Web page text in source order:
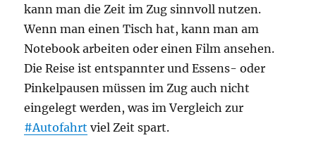
kann man die Zeit im Zug sinnvoll nutzen.
Wenn man einen Tisch hat, kann man am
Notebook arbeiten oder einen Film ansehen.
Die Reise ist entspannter und Essens- oder
Pinkelpausen müssen im Zug auch nicht
eingelegt werden, was im Vergleich zur
#Autofahrt viel Zeit spart.